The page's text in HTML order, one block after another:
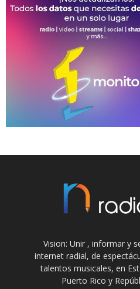
Vision: Unir , informar y
internet radial, de
talentos musicales, en
Puerto Rico y